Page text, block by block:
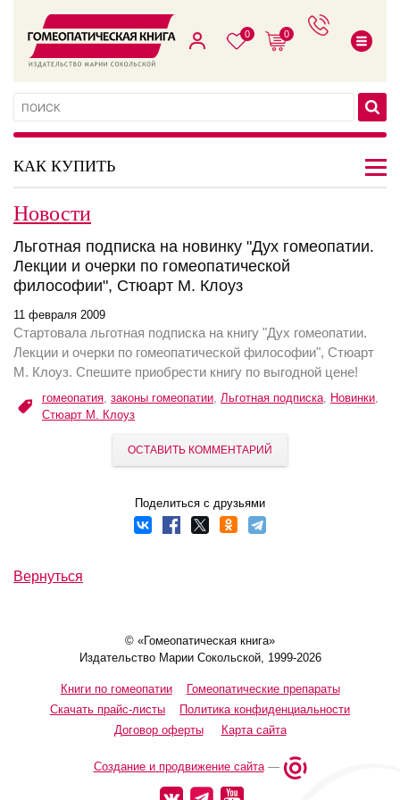
0 0
КАК КУПИТЬ
Новости
Льготная подписка на новинку "Дух гомеопатии.
Лекции и очерки по гомеопатической
философии", Стюарт М. Клоуз
11 февраля 2009
Стартовала льготная подписка на книгу "Дух гомеопатии.
Лекции и очерки по гомеопатической философии", Стюарт
М. Клоуз. Спешите приобрести книгу по выгодной цене!
гомеопатия, законы гомеопатии, Льготная подписка, Новинки,
Стюарт М. Клоуз
ОСТАВИТЬ КОММЕНТАРИЙ
Поделиться с друзьями
Вернуться
© «Гомеопатическая книга»
Издательство Марии Сокольской, 1999-2026
Книги по гомеопатии
Гомеопатические препараты
Скачать прайс-листы
Политика конфиденциальности
Договор оферты
Карта сайта
Создание и продвижение сайта—